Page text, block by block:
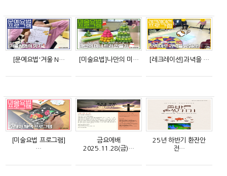
[문예요법'겨울 N… [미술요법]나만의 미… [레크레이션]과녁을 …
[미술요법 프로그램]
…
금요에배
2025.11.28(금)…
25년 하반기 환잔안
전…